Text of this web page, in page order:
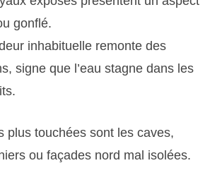
gonflé.
inhabituelle remonte des
signe que l’eau stagne dans les
plus touchées sont les caves,
ou façades nord mal isolées.